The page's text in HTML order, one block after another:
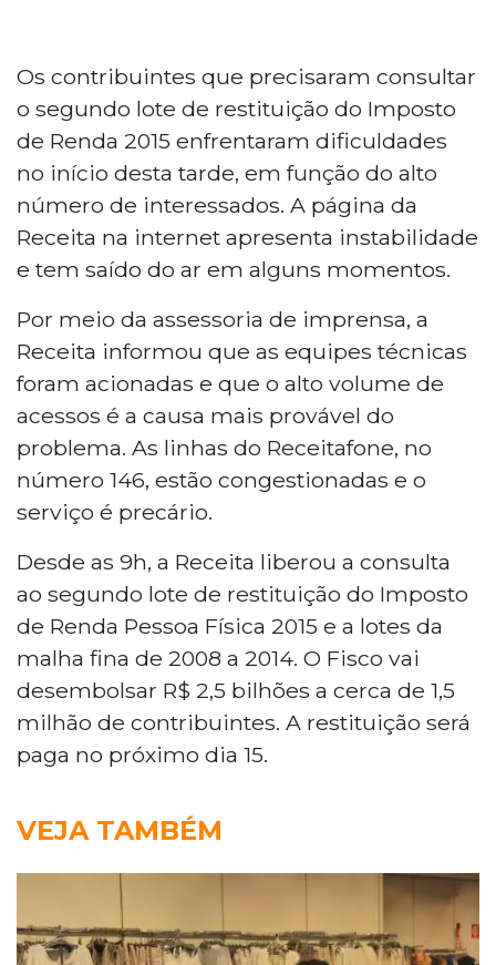
Os contribuintes que precisaram consultar
o segundo lote de restituição do Imposto
de Renda 2015 enfrentaram dificuldades
no início desta tarde, em função do alto
número de interessados. A página da
Receita na internet apresenta instabilidade
e tem saído do ar em alguns momentos.
Por meio da assessoria de imprensa, a
Receita informou que as equipes técnicas
foram acionadas e que o alto volume de
acessos é a causa mais provável do
problema. As linhas do Receitafone, no
número 146, estão congestionadas e o
serviço é precário.
Desde as 9h, a Receita liberou a consulta
ao segundo lote de restituição do Imposto
de Renda Pessoa Física 2015 e a lotes da
malha fina de 2008 a 2014. O Fisco vai
desembolsar R$ 2,5 bilhões a cerca de 1,5
milhão de contribuintes. A restituição será
paga no próximo dia 15.
VEJA TAMBÉM